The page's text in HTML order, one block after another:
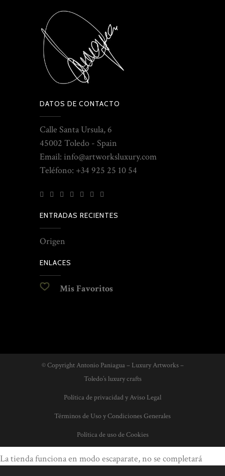
DATOS DE CONTACTO
Calle Santa Ursula, 6
45002 Toledo - Spain
Email: info@artworksluxury.com
Teléfono: +34 925 25 10 54
ENTRADAS RECIENTES
Origen
ENLACES
Mis Favoritos
© Copyright Antonio Paniagua – Luxury Artworks –
Toledo’s luxury crafts
Política de privacidad y Aviso Legal
Términos de Uso y Condiciones Generales
Política de uso de Cookies
La tienda funciona en modo escaparate, no se completará